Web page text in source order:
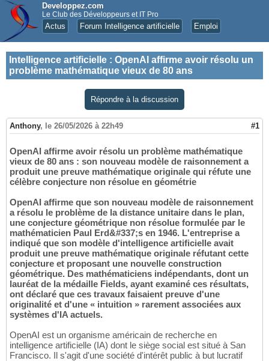
Developpez.com
Le Club des Développeurs et IT Pro
Actus Forum Intelligence artificielle Emploi
Intelligence artificielle : OpenAI affirme avoir résolu un
problème mathématique vieux de 80 ans
Répondre à la discussion
Anthony, le 26/05/2026 à 22h49 #1
OpenAI affirme avoir résolu un problème mathématique
vieux de 80 ans : son nouveau modèle de raisonnement a
produit une preuve mathématique originale qui réfute une
célèbre conjecture non résolue en géométrie
OpenAI affirme que son nouveau modèle de raisonnement
a résolu le problème de la distance unitaire dans le plan,
une conjecture géométrique non résolue formulée par le
mathématicien Paul Erd&#337;s en 1946. L'entreprise a
indiqué que son modèle d'intelligence artificielle avait
produit une preuve mathématique originale réfutant cette
conjecture et proposant une nouvelle construction
géométrique. Des mathématiciens indépendants, dont un
lauréat de la médaille Fields, ayant examiné ces résultats,
ont déclaré que ces travaux faisaient preuve d'une
originalité et d'une « intuition » rarement associées aux
systèmes d'IA actuels.
OpenAI est un organisme américain de recherche en
intelligence artificielle (IA) dont le siège social est situé à San
Francisco. Il s'agit d'une société d'intérêt public à but lucratif